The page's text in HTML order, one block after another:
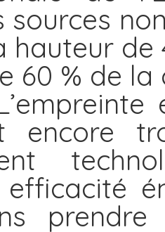
sources
hauteur
60 % de
encore
efficacité